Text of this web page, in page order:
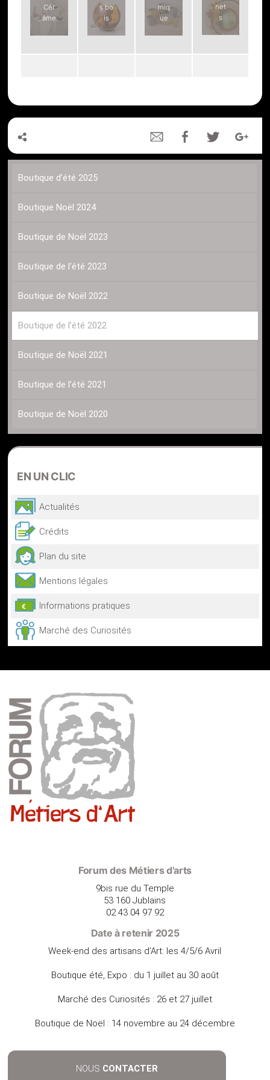
Cér
âme
s bo
is
miq
ue
net
s
Boutique d’été 2025
Boutique Noël 2024
Boutique de Noël 2023
Boutique de l’été 2023
Boutique de Noël 2022
Boutique de l’été 2022
Boutique de Noël 2021
Boutique de l’été 2021
Boutique de Noël 2020
EN UN CLIC
Actualités
Crédits
Plan du site
Mentions légales
Informations pratiques
Marché des Curiosités
Forum des Métiers d’arts
9bis rue du Temple
53 160 Jublains
02 43 04 97 92
Date à retenir 2025
Week-end des artisans d’Art: les 4/5/6 Avril
Boutique été, Expo : du 1 juillet au 30 août
Marché des Curiosités : 26 et 27 juillet
Boutique de Noël : 14 novembre au 24 décembre
NOUS CONTACTER